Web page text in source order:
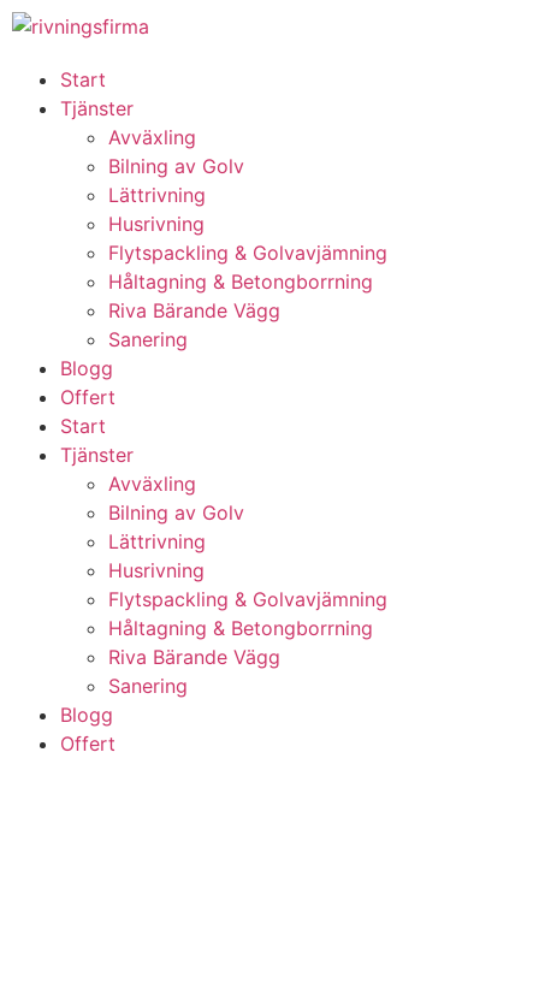
Start
Tjänster
Avväxling
Bilning av Golv
Lättrivning
Husrivning
Flytspackling & Golvavjämning
Håltagning & Betongborrning
Riva Bärande Vägg
Sanering
Blogg
Offert
Start
Tjänster
Avväxling
Bilning av Golv
Lättrivning
Husrivning
Flytspackling & Golvavjämning
Håltagning & Betongborrning
Riva Bärande Vägg
Sanering
Blogg
Offert